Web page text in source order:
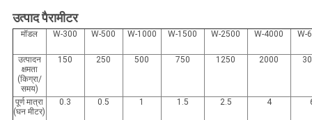
उत्पाद पैरामीटर
मॉडल W-300 W-500 W-1000 W-1500 W-2500 W-4000 W-
उत्पादन
क्षमता
(किग्रा/
समय)
150 250 500 750 1250 2000
पूर्ण मात्रा
(घन मीटर)
0.3 0.5 1 1.5 2.5 4